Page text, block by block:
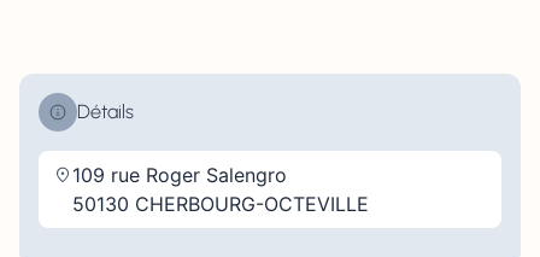
Détails
109 rue Roger Salengro
50130 CHERBOURG-OCTEVILLE